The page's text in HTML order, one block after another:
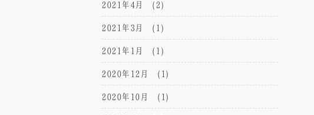
2021年4月 (2)
2021年3月 (1)
2021年1月 (1)
2020年12月 (1)
2020年10月 (1)